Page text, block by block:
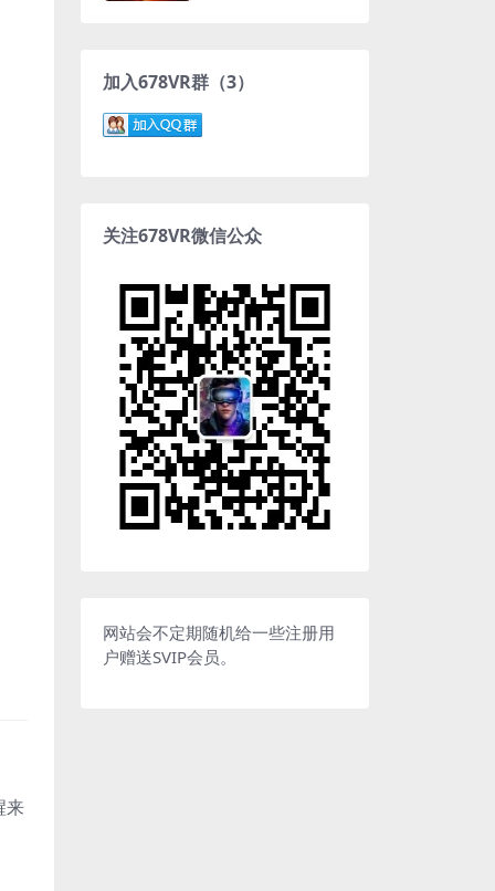
来
加入678VR群（3）
关注678VR微信公众
网站会不定期随机给一些注册用
户赠送SVIP会员。